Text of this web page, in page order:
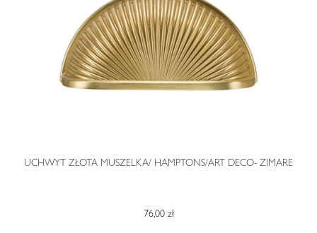
UCHWYT ZŁOTA MUSZELKA/ HAMPTONS/ART DECO- ZIMARE
76,00 zł